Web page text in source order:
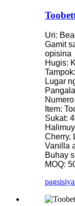
Uri:
Gamit
opisina
Hugis:
Lugar
Item:
Sukat:
Cherry,
Vanilla
Buhay
MOQ: